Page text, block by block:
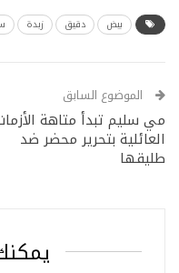
بيض دقيق زبدة
الموضوع السابق
مي سليم تبدأ متاهة
العائلية بتحرير محضر ضد
طليقها